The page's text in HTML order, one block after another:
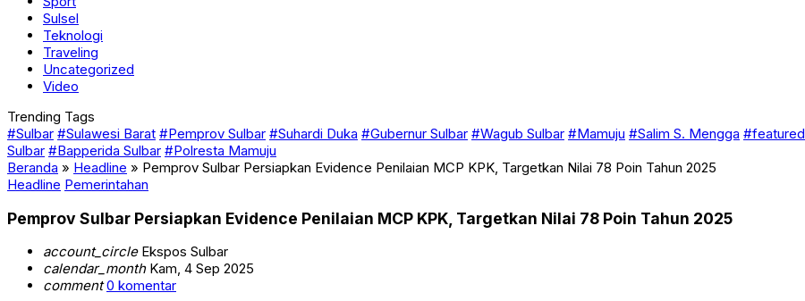
Sulsel
Teknologi
Traveling
Uncategorized
Video
Trending Tags
#Sulbar #Sulawesi Barat #Pemprov Sulbar #Suhardi Duka #Gubernur Sulbar #Wagub Sulbar #Mamuju #Salim S. Mengga #featured
Sulbar #Bapperida Sulbar #Polresta Mamuju
Beranda » Headline » Pemprov Sulbar Persiapkan Evidence Penilaian MCP KPK, Targetkan Nilai 78 Poin Tahun 2025
Headline Pemerintahan
Pemprov Sulbar Persiapkan Evidence Penilaian MCP KPK, Targetkan Nilai 78 Poin Tahun 2025
account_circleEkspos Sulbar
calendar_monthKam, 4 Sep 2025
comment 0 komentar